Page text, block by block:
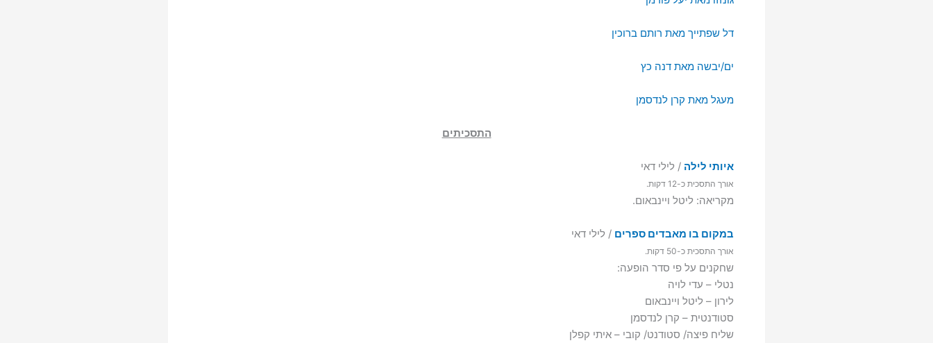
דל שפתייך מאת רותם ברוכין
ים/יבשה מאת דנה כץ
מעגל מאת קרן לנדסמן
התסכיתים
איותי לילה / לילי דאי
אורך התסכית כ-‏12 דקות.
מקריאה: ליטל ויינבאום.
במקום בו מאבדים ספרים / לילי דאי
אורך התסכית כ-‏50 דקות.
שחקנים על פי סדר הופעה:
נטלי – עדי לויה
לירון – ליטל ויינבאום
סטודנטית – קרן לנדסמן
שליח פיצה/ סטודנט/ קובי – איתי קפלן